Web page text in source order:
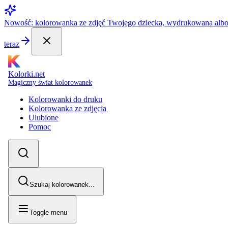
Nowość: kolorowanka ze zdjęć Twojego dziecka, wydrukowana
teraz
Kolorki.net
Magiczny świat kolorowanek
Kolorowanki do druku
Kolorowanka ze zdjęcia
Ulubione
Pomoc
Szukaj kolorowanek...
Toggle menu